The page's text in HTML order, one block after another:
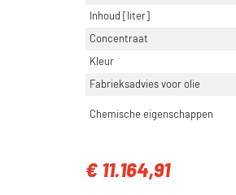
Inhoud [liter]
Concentraat
Kleur
Fabrieksadvies voor olie
Chemische eigenschappen
€ 11.164,91